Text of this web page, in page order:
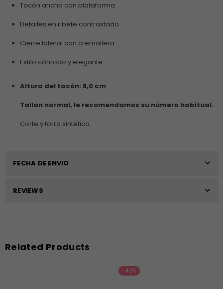
Tacón ancho con plataforma
Detalles en ribete contrastado
Cierre lateral con cremallera
Estilo cómodo y elegante
Altura del tacón: 8,0 cm
Tallan normal, le recomendamos su número habitual.
Corte y forro sintético.
FECHA DE ENVIO
REVIEWS
Related Products
-43%